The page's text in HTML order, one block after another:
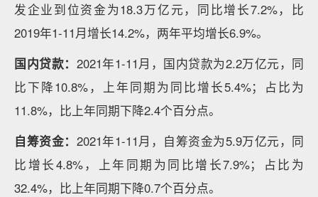
发企业到位资金为18.3万亿元，同比增长7.2%，比
2019年1-11月增长14.2%，两年平均增长6.9%。
国内贷款： 2021年1-11月，国内贷款为2.2万亿元，同
比下降10.8%，上年同期为同比增长5.4%；占比为
11.8%，比上年同期下降2.4个百分点。
自筹资金： 2021年1-11月，自筹资金为5.9万亿元，同
比增长4.8%，上年同期为同比增长7.9%；占比为
32.4%，比上年同期下降0.7个百分点。